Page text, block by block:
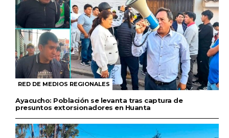
RED DE MEDIOS REGIONALES
Ayacucho: Población se levanta tras captura de
presuntos extorsionadores en Huanta